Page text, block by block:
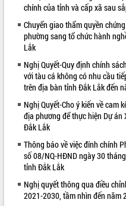
ALBUM ẢNH
LIÊN KẾT WEB
chính của tỉnh và cấp xã sau
Chuyển giao thẩm quyền
phường sang tổ chức hành
Lắk
Nghị Quyết-Quy định chính
với tàu cá không có nhu cầu
trên địa bàn tỉnh Đắk Lắk đến
Nghị Quyết-Cho ý kiến về cam
địa phương để thực hiện Dự án
Đắk Lắk
Thông báo về việc đính chính
số 08/NQ-HĐND ngày 30
tỉnh Đắk Lắk
Nghị quyết thông qua điều
2021-2030, tầm nhìn đến năm